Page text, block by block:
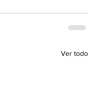
Ver todo